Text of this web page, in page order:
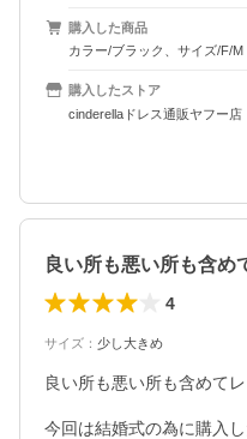
購入した商品
カラー/ブラック、サイズ/F/M
購入したストア
cinderellaドレス通販ヤフー店
4
サイズ ： 少し大きめ
良い所も悪い所も含めて
今回は結婚式の為に購入